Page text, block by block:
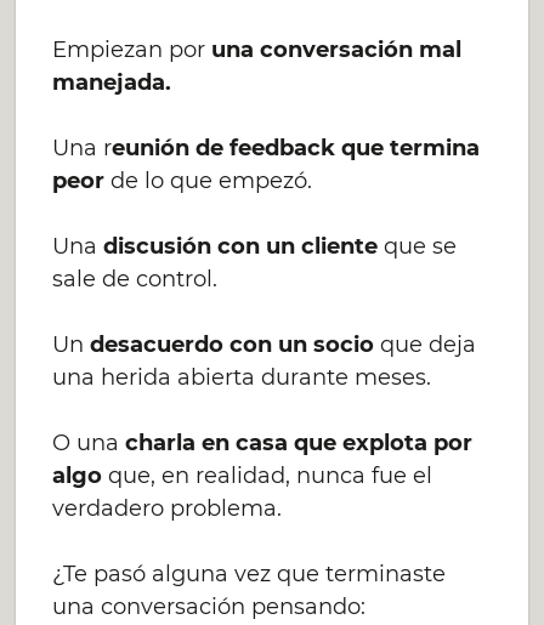
Empiezan por una conversación mal
manejada.
Una reunión de feedback que termina
peor de lo que empezó.
Unadiscusión con un clienteque se
sale de control.
Undesacuerdo con un socioque deja
una herida abierta durante meses.
O unacharla en casa que explota por
algo que, en realidad, nunca fue el
verdadero problema.
¿Te pasó alguna vez que terminaste
una conversación pensando: